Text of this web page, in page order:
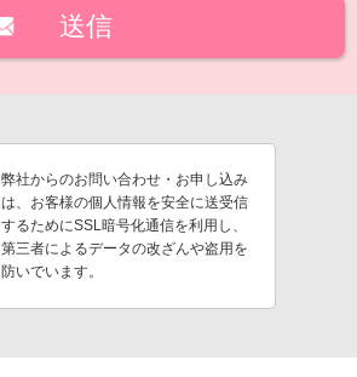
弊社からのお問い合わせ・お申し込み
は、お客様の個人情報を安全に送受信
するためにSSL暗号化通信を利用し、
第三者によるデータの改ざんや盗用を
防いでいます。